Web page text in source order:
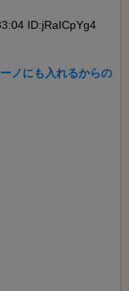
ID:jRaICpYg4
ノにも入れるからの